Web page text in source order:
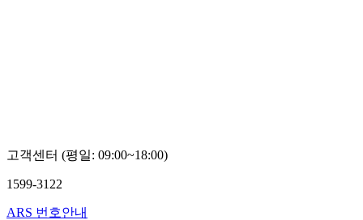
고객센터 (평일: 09:00~18:00)
1599-3122
ARS 번호안내